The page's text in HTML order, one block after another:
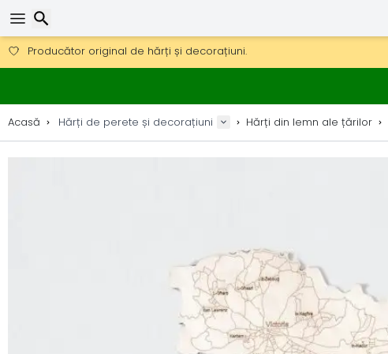
Obțineți transport gratuit la comenzi peste 290 lei.
DHL Express peste noapte, de asemenea, disponibil.
30 zile pentru retur, 90 zile pentru hărți din lemn și decorațiuni.
Acasă Hărți de perete și decorațiuni Hărți din lemn ale țărilor